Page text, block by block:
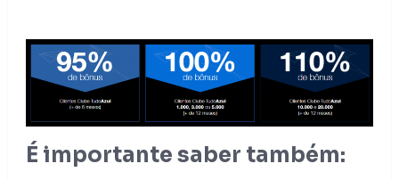
É importante saber também: